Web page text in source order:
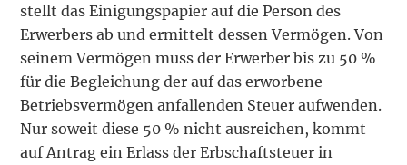
stellt das Einigungspapier auf die Person des
Erwerbers ab und ermittelt dessen Vermögen. Von
seinem Vermögen muss der Erwerber bis zu 50 %
für die Begleichung der auf das erworbene
Betriebsvermögen anfallenden Steuer aufwenden.
Nur soweit diese 50 % nicht ausreichen, kommt
auf Antrag ein Erlass der Erbschaftsteuer in